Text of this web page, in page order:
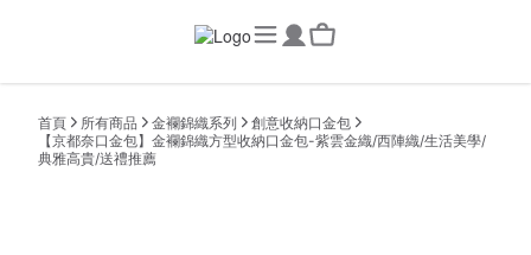
首頁 所有商品 金襴錦織系列
創意收納口金包
【京都奈口金包】金襴錦織方型收納口金包-紫雲金織/西陣織/生活美學/
典雅高貴/送禮推薦